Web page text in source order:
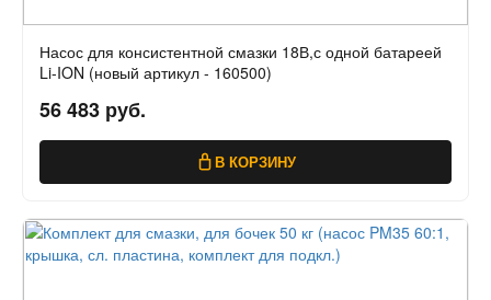
Насос для консистентной смазки 18В,с одной батареей
Li-ION (новый артикул - 160500)
56 483 руб.
В КОРЗИНУ